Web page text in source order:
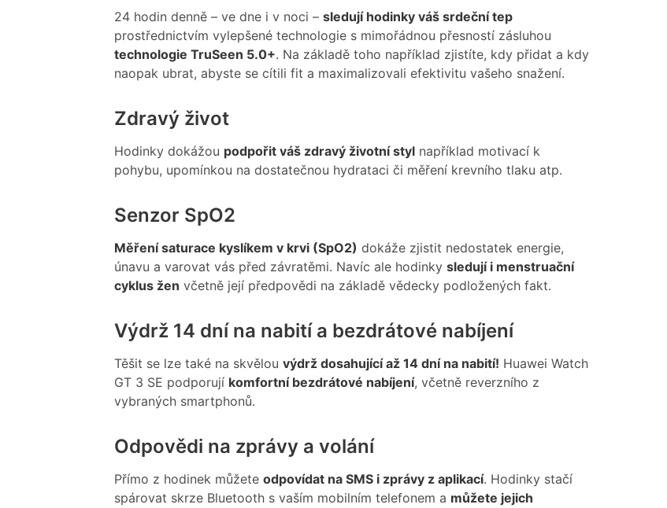
24 hodin denně – ve dne i v noci – sledují hodinky váš srdeční tep
prostřednictvím vylepšené technologie s mimořádnou přesností zásluhou
technologie TruSeen 5.0+. Na základě toho například zjistíte, kdy přidat a kdy
naopak ubrat, abyste se cítili fit a maximalizovali efektivitu vašeho snažení.
Zdravý život
Hodinky dokážou podpořit váš zdravý životní styl například motivací k
pohybu, upomínkou na dostatečnou hydrataci či měření krevního tlaku atp.
Senzor SpO2
Měření saturace kyslíkem v krvi (SpO2) dokáže zjistit nedostatek energie,
únavu a varovat vás před závratěmi. Navíc ale hodinky sledují i menstruační
cyklus žen včetně její předpovědi na základě vědecky podložených fakt.
Výdrž 14 dní na nabití a bezdrátové nabíjení
Těšit se lze také na skvělou výdrž dosahující až 14 dní na nabití! Huawei Watch
GT 3 SE podporují komfortní bezdrátové nabíjení, včetně reverzního z
vybraných smartphonů.
Odpovědi na zprávy a volání
Přímo z hodinek můžete odpovídat na SMS i zprávy z aplikací. Hodinky stačí
spárovat skrze Bluetooth s vaším mobilním telefonem a můžete jejich